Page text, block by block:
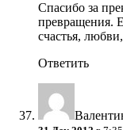
Спасибо за
превращения.
счастья,
Ответить